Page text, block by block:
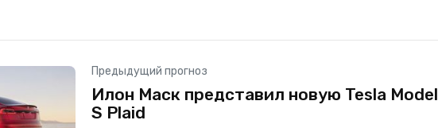
Предыдущий прогноз
Илон Маск представил новую Tesla Model
S Plaid